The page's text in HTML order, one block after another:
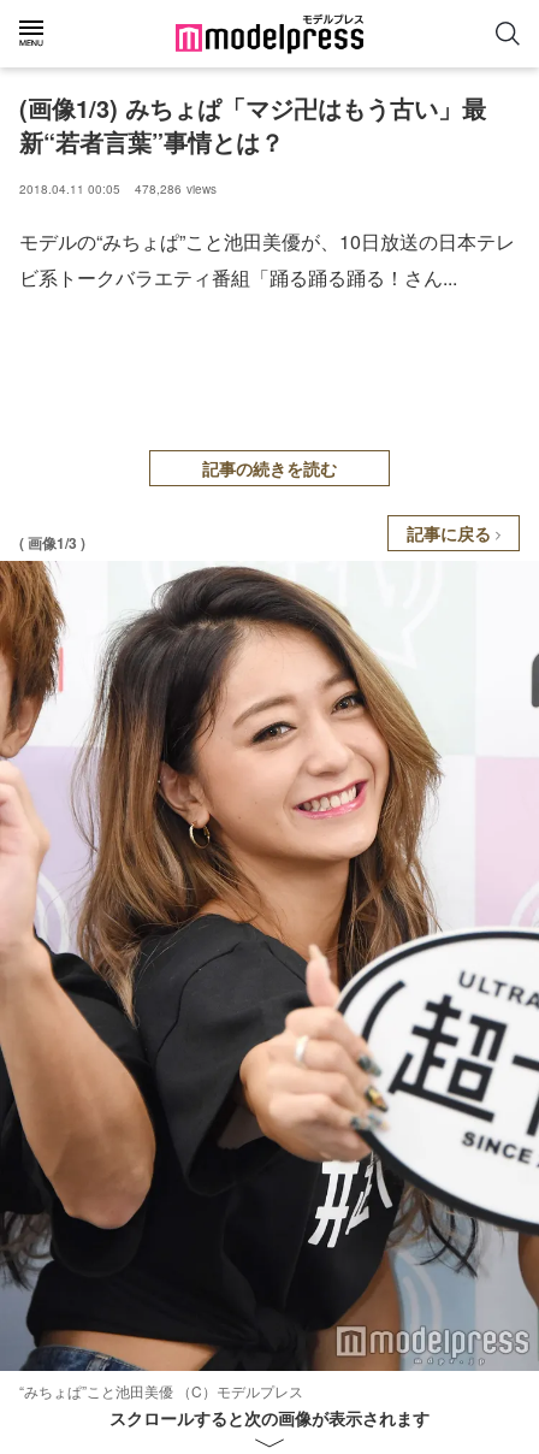
(画像1/3) みちょぱ「マジ卍はもう古い」最
新“若者言葉”事情とは？
2018.04.11 00:05 478,286 views
モデルの“みちょぱ”こと池田美優が、10日放送の日本テレ
ビ系トークバラエティ番組「踊る踊る踊る！さん...
記事の続きを読む
( 画像1/3 ) 記事に戻る
“みちょぱ”こと池田美優 （C）モデルプレス
スクロールすると次の画像が表示されます